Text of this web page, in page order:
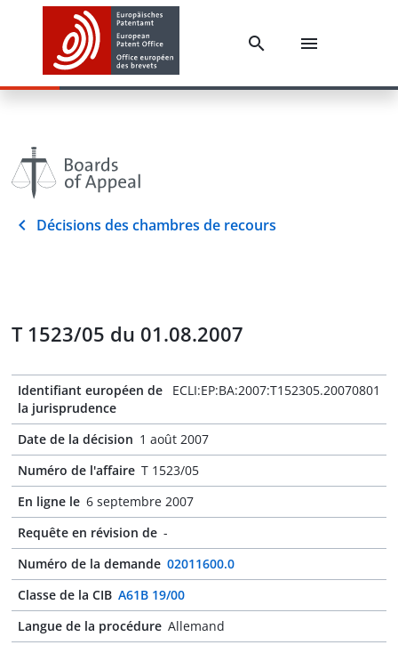
Décisions des chambres de recours
T 1523/05 du 01.08.2007
Identifiant européen de
la jurisprudence
ECLI:EP:BA:2007:T152305.20070801
Date de la décision 1 août 2007
Numéro de l'affaire T 1523/05
En ligne le 6 septembre 2007
Requête en révision de -
Numéro de la demande 02011600.0
Classe de la CIB A61B 19/00
Langue de la procédure Allemand